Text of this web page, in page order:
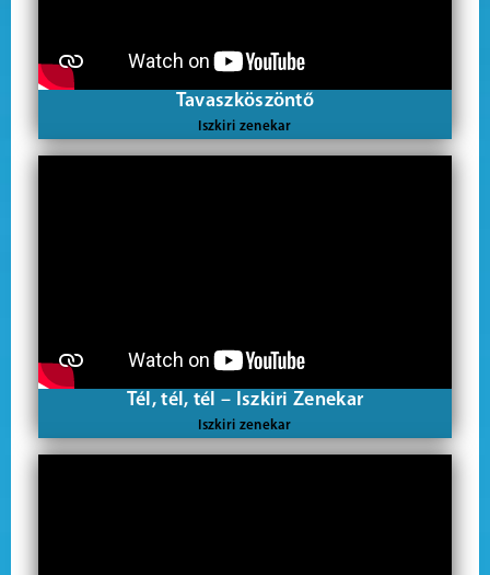
Tavaszköszöntő
Iszkiri zenekar
Tél, tél, tél – Iszkiri Zenekar
Iszkiri zenekar